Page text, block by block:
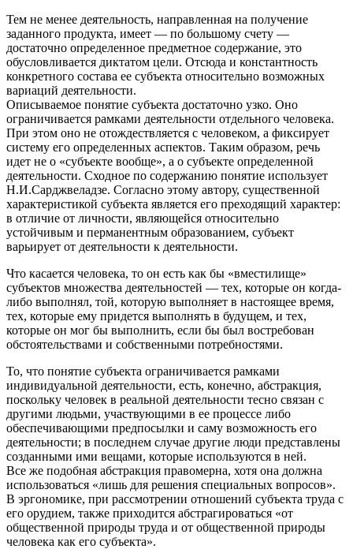
Тем не менее деятельность, направленная на получение
заданного продукта, имеет — по большому счету —
достаточно определенное предметное содержание, это
обусловливается диктатом цели. Отсюда и константность
конкретного состава ее субъекта относительно возможных
вариаций деятельности.
Описываемое понятие субъекта достаточно узко. Оно
ограничивается рамками деятельности отдельного человека.
При этом оно не отождествляется с человеком, а фиксирует
систему его определенных аспектов. Таким образом, речь
идет не о «субъекте вообще», а о субъекте определенной
деятельности. Сходное по содержанию понятие использует
Н.И.Сарджвеладзе. Согласно этому автору, существенной
характеристикой субъекта является его преходящий характер:
в отличие от личности, являющейся относительно
устойчивым и перманентным образованием, субъект
варьирует от деятельности к деятельности.
Что касается человека, то он есть как бы «вместилище»
субъектов множества деятельностей — тех, которые он когда-
либо выполнял, той, которую выполняет в настоящее время,
тех, которые ему придется выполнять в будущем, и тех,
которые он мог бы выполнить, если бы был востребован
обстоятельствами и собственными потребностями.
То, что понятие субъекта ограничивается рамками
индивидуальной деятельности, есть, конечно, абстракция,
поскольку человек в реальной деятельности тесно связан с
другими людьми, участвующими в ее процессе либо
обеспечивающими предпосылки и саму возможность его
деятельности; в последнем случае другие люди представлены
созданными ими вещами, которые используются в ней.
Все же подобная абстракция правомерна, хотя она должна
использоваться «лишь для решения специальных вопросов».
В эргономике, при рассмотрении отношений субъекта труда с
его орудием, также приходится абстрагироваться «от
общественной природы труда и от общественной природы
человека как его субъекта».